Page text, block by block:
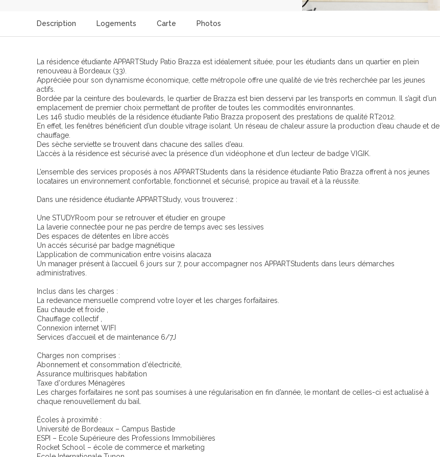
Description Logements Carte Photos
La résidence étudiante APPARTStudy Patio Brazza est idéalement située, pour les étudiants dans un quartier en plein
renouveau à Bordeaux (33).
Appréciée pour son dynamisme économique, cette métropole offre une qualité de vie très recherchée par les jeunes
actifs.
Bordée par la ceinture des boulevards, le quartier de Brazza est bien desservi par les transports en commun. Il s’agit d’un
emplacement de premier choix permettant de profiter de toutes les commodités environnantes.
Les 146 studio meublés de la résidence étudiante Patio Brazza proposent des prestations de qualité RT2012.
En effet, les fenêtres bénéficient d’un double vitrage isolant. Un réseau de chaleur assure la production d’eau chaude et de
chauffage.
Des sèche serviette se trouvent dans chacune des salles d’eau.
L’accès à la résidence est sécurisé avec la présence d’un vidéophone et d’un lecteur de badge VIGIK.
L’ensemble des services proposés à nos APPARTStudents dans la résidence étudiante Patio Brazza offrent à nos jeunes
locataires un environnement confortable, fonctionnel et sécurisé, propice au travail et à la réussite.
Dans une résidence étudiante APPARTStudy, vous trouverez :
Une STUDYRoom pour se retrouver et étudier en groupe
La laverie connectée pour ne pas perdre de temps avec ses lessives
Des espaces de détentes en libre accès
Un accés sécurisé par badge magnétique
L’application de communication entre voisins alacaza
Un manager présent à l’accueil 6 jours sur 7, pour accompagner nos APPARTStudents dans leurs démarches
administratives.
Inclus dans les charges :
La redevance mensuelle comprend votre loyer et les charges forfaitaires.
Eau chaude et froide ,
Chauffage collectif ,
Connexion internet WIFI
Services d'accueil et de maintenance 6/7J
Charges non comprises :
Abonnement et consommation d'électricité,
Assurance multirisques habitation
Taxe d'ordures Ménagères
Les charges forfaitaires ne sont pas soumises à une régularisation en fin d’année, le montant de celles-ci est actualisé à
chaque renouvellement du bail.
Écoles à proximité :
Université de Bordeaux – Campus Bastide
ESPI – Ecole Supérieure des Professions Immobilières
Rocket School – école de commerce et marketing